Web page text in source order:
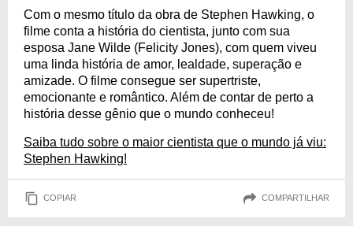
Com o mesmo título da obra de Stephen Hawking, o
filme conta a história do cientista, junto com sua
esposa Jane Wilde (Felicity Jones), com quem viveu
uma linda história de amor, lealdade, superação e
amizade. O filme consegue ser supertriste,
emocionante e romântico. Além de contar de perto a
história desse gênio que o mundo conheceu!
Saiba tudo sobre o maior cientista que o mundo já viu:
Stephen Hawking!
COPIAR COMPARTILHAR